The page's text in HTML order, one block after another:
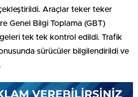
Araçlar teker teker
Genel Bilgi Toplama (GBT)
tek tek kontrol edildi. Trafik
sürücüler bilgilendirildi ve